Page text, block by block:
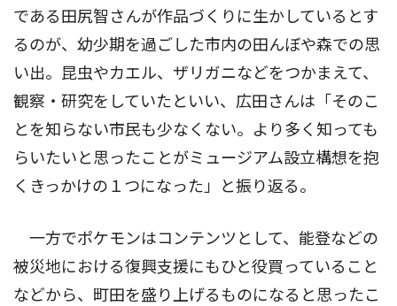
である田尻智さんが作品づくりに生かしているとす
るのが、幼少期を過ごした市内の田んぼや森での思
い出。昆虫やカエル、ザリガニなどをつかまえて、
観察・研究をしていたといい、広田さんは「そのこ
とを知らない市民も少なくない。より多く知っても
らいたいと思ったことがミュージアム設立構想を抱
くきっかけの１つになった」と振り返る。
一方でポケモンはコンテンツとして、能登などの
被災地における復興支援にもひと役買っていること
などから、町田を盛り上げるものになると思ったこ